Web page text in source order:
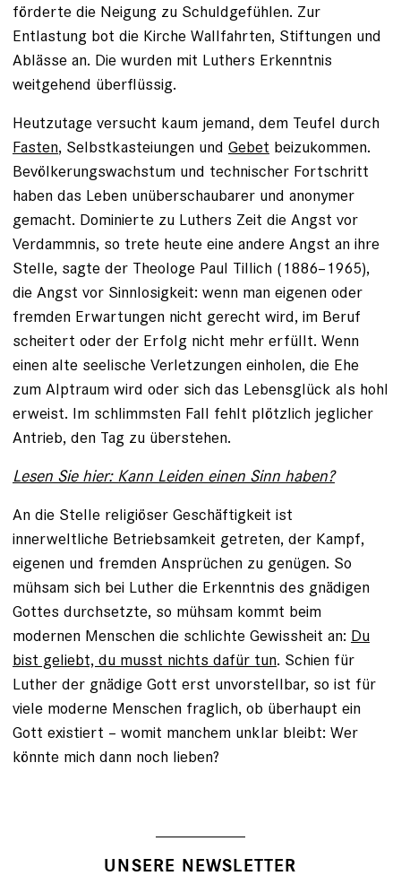
förderte die Neigung zu Schuldgefühlen. Zur
Entlastung bot die Kirche Wallfahrten, Stiftungen und
Ablässe an. Die wurden mit Luthers Erkenntnis
weitgehend überflüssig.
Heutzutage versucht kaum jemand, dem Teufel durch
Fasten, Selbstkasteiungen und Gebet beizukommen.
Bevölkerungswachstum und technischer Fortschritt
haben das Leben unüberschaubarer und anonymer
gemacht. Dominierte zu Luthers Zeit die Angst vor
Verdammnis, so trete heute eine andere Angst an ihre
Stelle, sagte der Theo­loge Paul Tillich (1886–1965),
die Angst vor Sinnlosigkeit: wenn man eigenen oder
fremden Erwartungen nicht gerecht wird, im Beruf
scheitert oder der Erfolg nicht mehr erfüllt. Wenn
einen alte seelische Verletzungen einholen, die Ehe
zum Alptraum wird oder sich das Lebensglück als hohl
erweist. Im schlimms­ten Fall fehlt plötzlich jeglicher
Antrieb, den Tag zu überstehen.
Lesen Sie hier: Kann Leiden einen Sinn haben?
An die Stelle religiöser Geschäftigkeit ist
innerweltliche Betriebsamkeit getreten, der Kampf,
eigenen und fremden Ansprüchen zu genügen. So
mühsam sich bei Luther die Erkenntnis des gnädigen
Gottes durchsetzte, so mühsam kommt beim
modernen Menschen die schlichte Gewissheit an: Du
bist geliebt, du musst nichts dafür tun. Schien für
Luther der gnädige Gott erst unvorstellbar, so ist für
viele moderne Menschen fraglich, ob überhaupt ein
Gott existiert – womit manchem unklar bleibt: Wer
könnte mich dann noch lieben?
UNSERE NEWSLETTER